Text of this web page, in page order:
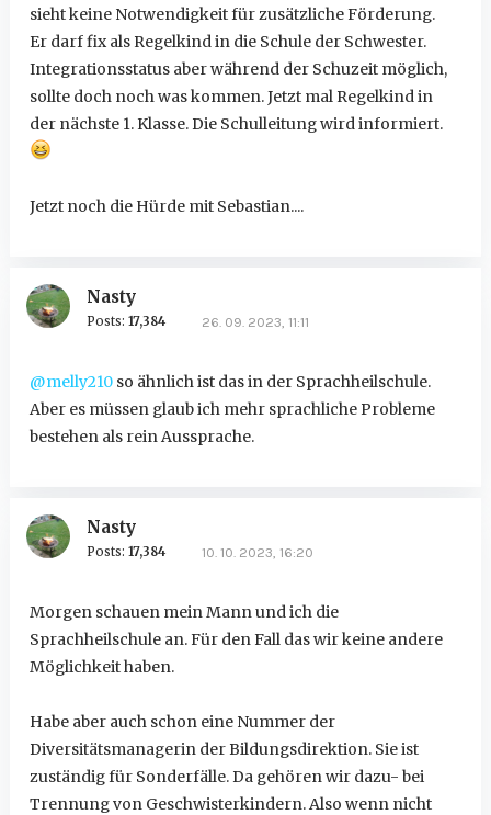
sieht keine Notwendigkeit für zusätzliche Förderung.
Er darf fix als Regelkind in die Schule der Schwester.
Integrationsstatus aber während der Schuzeit möglich,
sollte doch noch was kommen. Jetzt mal Regelkind in
der nächste 1. Klasse. Die Schulleitung wird informiert.
Jetzt noch die Hürde mit Sebastian....
Nasty
Posts: 17,384 26. 09. 2023, 11:11
@melly210so ähnlich ist das in der Sprachheilschule.
Aber es müssen glaub ich mehr sprachliche Probleme
bestehen als rein Aussprache.
Nasty
Posts: 17,384 10. 10. 2023, 16:20
Morgen schauen mein Mann und ich die
Sprachheilschule an. Für den Fall das wir keine andere
Möglichkeit haben.
Habe aber auch schon eine Nummer der
Diversitätsmanagerin der Bildungsdirektion. Sie ist
zuständig für Sonderfälle. Da gehören wir dazu- bei
Trennung von Geschwisterkindern. Also wenn nicht